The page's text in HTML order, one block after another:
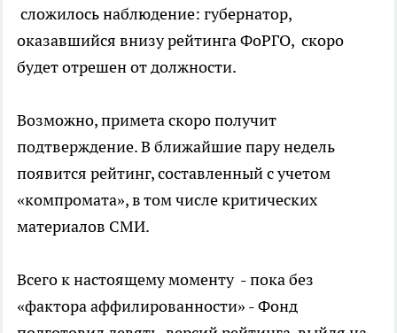
сложилось наблюдение: губернатор,
оказавшийся внизу рейтинга ФоРГО, скоро
будет отрешен от должности.
Возможно, примета скоро получит
подтверждение. В ближайшие пару недель
появится рейтинг, составленный с учетом
«компромата», в том числе критических
материалов СМИ.
Всего к настоящему моменту - пока без
«фактора аффилированности» - Фонд